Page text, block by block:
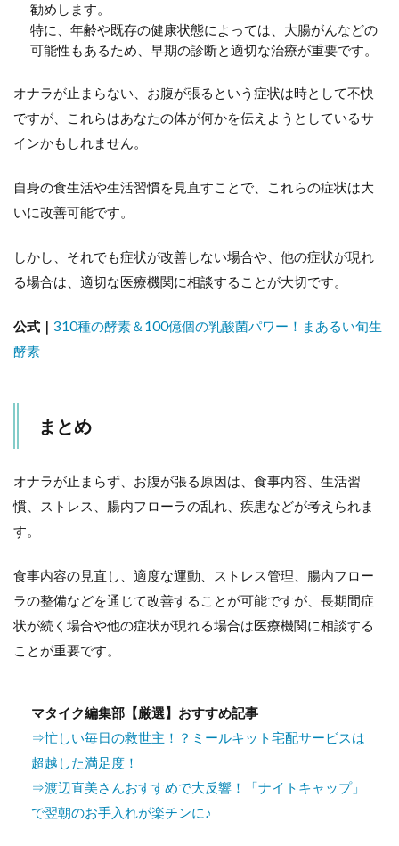
勧めします。
特に、年齢や既存の健康状態によっては、大腸がんなどの
可能性もあるため、早期の診断と適切な治療が重要です。
オナラが止まらない、お腹が張るという症状は時として不快
ですが、これらはあなたの体が何かを伝えようとしているサ
インかもしれません。
自身の食生活や生活習慣を見直すことで、これらの症状は大
いに改善可能です。
しかし、それでも症状が改善しない場合や、他の症状が現れ
る場合は、適切な医療機関に相談することが大切です。
公式｜ 310種の酵素＆100億個の乳酸菌パワー！まあるい旬生
酵素
まとめ
オナラが止まらず、お腹が張る原因は、食事内容、生活習
慣、ストレス、腸内フローラの乱れ、疾患などが考えられま
す。
食事内容の見直し、適度な運動、ストレス管理、腸内フロー
ラの整備などを通じて改善することが可能ですが、長期間症
状が続く場合や他の症状が現れる場合は医療機関に相談する
ことが重要です。
マタイク編集部【厳選】おすすめ記事
⇒忙しい毎日の救世主！？ミールキット宅配サービスは
超越した満足度！
⇒渡辺直美さんおすすめで大反響！「ナイトキャップ」
で翌朝のお手入れが楽チンに♪